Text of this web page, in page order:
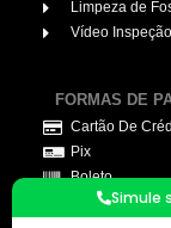
Limpeza de
Vídeo Inspeção
FORMAS DE
Cartão De
Pix
Boleto
Simule